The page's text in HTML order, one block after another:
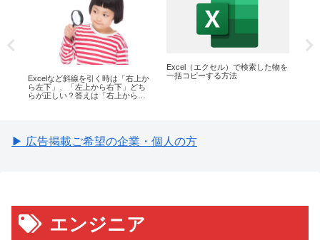
Excelなど斜線を引く時は「右上か
ら左下」、「左上から右下」どち
らが正しい？答えは「右上から左
Excel（エクセル）で検索した物を
一括コピーする方法
▶ 広告掲載ご希望の企業・個人の方
エンジニア